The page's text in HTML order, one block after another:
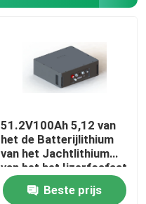
51.2V100Ah 5,12 van
het de Batterijlithium
van het Jachtlithium
van het het Ijzerfosfaat
van de Batterijkwu Ce
Beste prijs